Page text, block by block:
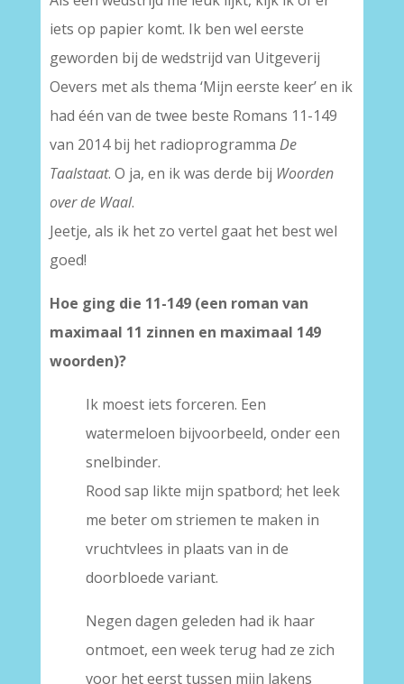
iets op papier komt. Ik ben wel eerste
geworden bij de wedstrijd van Uitgeverij
Oevers met als thema ‘Mijn eerste keer’ en ik
had één van de twee beste Romans 11-149
van 2014 bij het radioprogramma De
Taalstaat. O ja, en ik was derde bij Woorden
over de Waal.
Jeetje, als ik het zo vertel gaat het best wel
goed!
Hoe ging die 11-149 (een roman van
maximaal 11 zinnen en maximaal 149
woorden)?
Ik moest iets forceren. Een
watermeloen bijvoorbeeld, onder een
snelbinder.
Rood sap likte mijn spatbord; het leek
me beter om striemen te maken in
vruchtvlees in plaats van in de
doorbloede variant.
Negen dagen geleden had ik haar
ontmoet, een week terug had ze zich
voor het eerst tussen mijn lakens